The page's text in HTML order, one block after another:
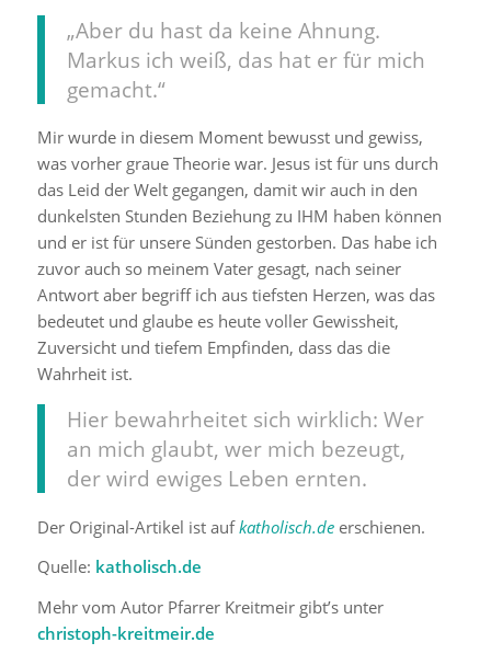
„Aber du hast da keine Ahnung.
Markus ich weiß, das hat er für mich
gemacht.“
Mir wurde in diesem Moment bewusst und gewiss,
was vorher graue Theorie war. Jesus ist für uns durch
das Leid der Welt gegangen, damit wir auch in den
dunkelsten Stunden Beziehung zu IHM haben können
und er ist für unsere Sünden gestorben. Das habe ich
zuvor auch so meinem Vater gesagt, nach seiner
Antwort aber begriff ich aus tiefsten Herzen, was das
bedeutet und glaube es heute voller Gewissheit,
Zuversicht und tiefem Empfinden, dass das die
Wahrheit ist.
Hier bewahrheitet sich wirklich: Wer
an mich glaubt, wer mich bezeugt,
der wird ewiges Leben ernten.
Der Original-Artikel ist aufkatholisch.deerschienen.
Quelle: katholisch.de
Mehr vom Autor Pfarrer Kreitmeir gibt’s unter
christoph-kreitmeir.de